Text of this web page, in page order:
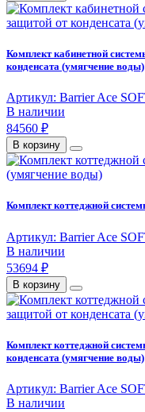
Комплект кабинетной
конденсата (умягчение воды)
Артикул: Barrier Ace
В наличии
84560 ₽
В корзину
Комплект коттеджной
Артикул: Barrier Ace
В наличии
53694 ₽
В корзину
Комплект коттеджной
конденсата (умягчение воды)
Артикул: Barrier Ace
В наличии